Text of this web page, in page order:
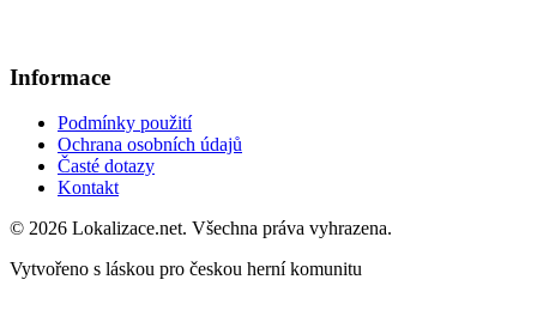
Informace
Podmínky použití
Ochrana osobních údajů
Časté dotazy
Kontakt
© 2026 Lokalizace.net. Všechna práva vyhrazena.
Vytvořeno s láskou pro českou herní komunitu